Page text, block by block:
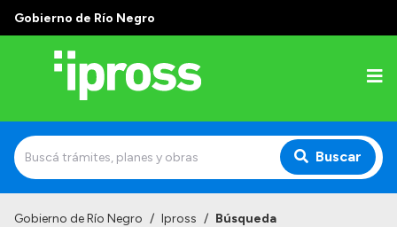
Gobierno de Río Negro
Buscar
Gobierno de Río Negro / Ipross / Búsqueda